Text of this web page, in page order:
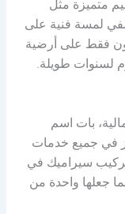
متميزة مثل
لمسة فنية على
فقط على أرضية
لسنوات طويلة.
بات اسم
في جميع خدمات
سيراميك في
جعلها واحدة من